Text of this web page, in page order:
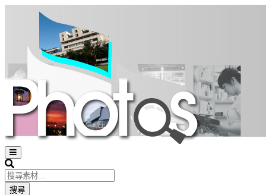
Open
sidebar
Search
搜尋